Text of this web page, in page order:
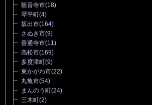
観音寺市(18)
琴平町(4)
坂出市(164)
さぬき市(9)
善通寺市(11)
高松市(169)
多度津町(9)
東かがわ市(22)
丸亀市(54)
まんのう町(24)
三木町(2)